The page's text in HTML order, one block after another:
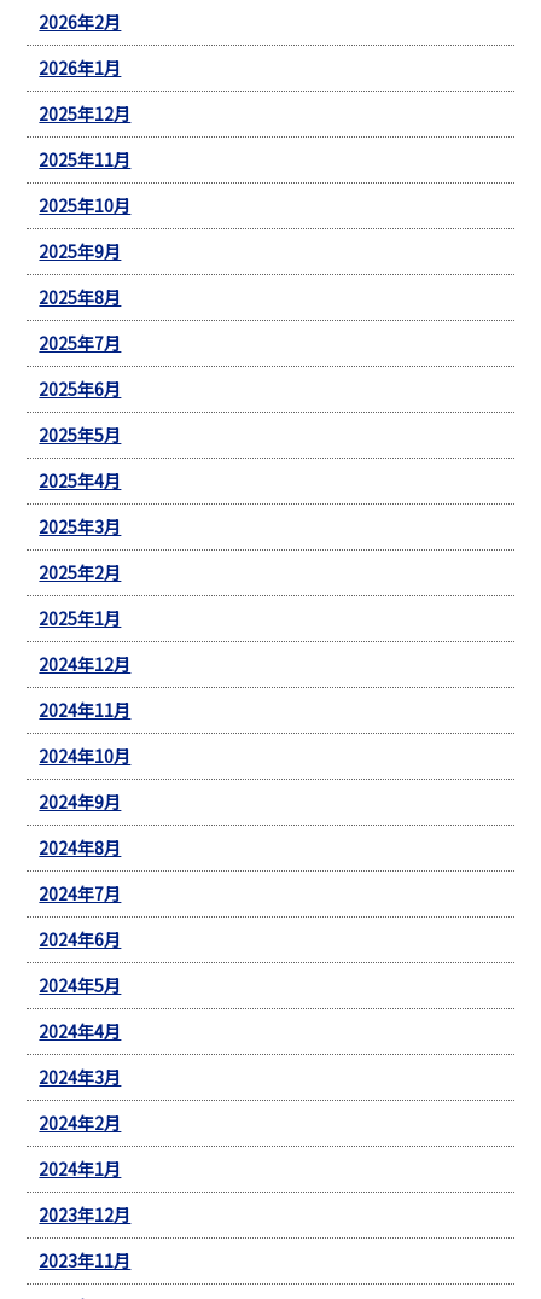
2026年2月
2026年1月
2025年12月
2025年11月
2025年10月
2025年9月
2025年8月
2025年7月
2025年6月
2025年5月
2025年4月
2025年3月
2025年2月
2025年1月
2024年12月
2024年11月
2024年10月
2024年9月
2024年8月
2024年7月
2024年6月
2024年5月
2024年4月
2024年3月
2024年2月
2024年1月
2023年12月
2023年11月